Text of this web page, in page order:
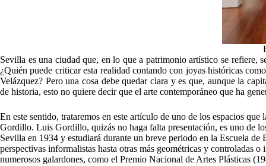
Sevilla es una ciudad que, en lo que a patrimonio artístico se refiere,
¿Quién puede criticar esta realidad contando con joyas históricas
Velázquez? Pero una cosa debe quedar clara y es que, aunque la
de historia, esto no quiere decir que el arte contemporáneo que ha
En este sentido, trataremos en este artículo de uno de los espacios
Gordillo. Luis Gordillo, quizás no haga falta presentación, es uno de
Sevilla en 1934 y estudiará durante un breve periodo en la Escuela
perspectivas informalistas hasta otras más geométricas y controladas
numerosos galardones, como el Premio Nacional de Artes Plásticas